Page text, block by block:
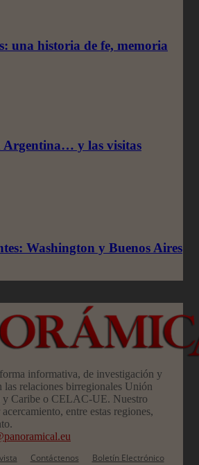
una historia de fe, memoria
Argentina… y las visitas
Washington y Buenos Aires
informativa, de investigación y
las relaciones birregionales Unión
y Caribe o CELAC-UE. Nuestro
entre estas regiones,
Contáctenos
Boletín Electrónico